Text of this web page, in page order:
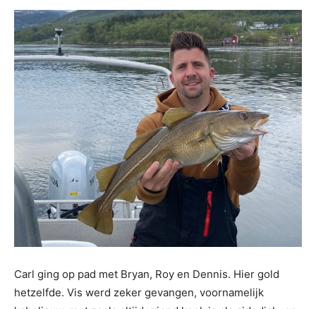
Carl ging op pad met Bryan, Roy en Dennis. Hier gold
hetzelfde. Vis werd zeker gevangen, voornamelijk